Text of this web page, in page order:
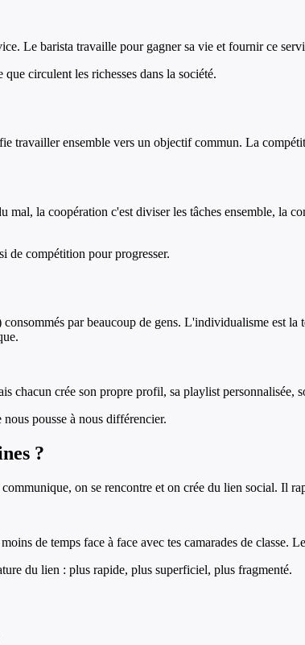
Le barista travaille pour gagner sa vie et fournir ce
circulent les richesses dans la société.
travailler ensemble vers un objectif commun. La
la coopération c'est diviser les tâches ensemble, la
de compétition pour progresser.
par beaucoup de gens. L'individualisme est
chacun crée son propre profil, sa playlist personnalisée,
pousse à nous différencier.
?
on se rencontre et on crée du lien social. Il
de temps face à face avec tes camarades de classe.
du lien : plus rapide, plus superficiel, plus fragmenté.